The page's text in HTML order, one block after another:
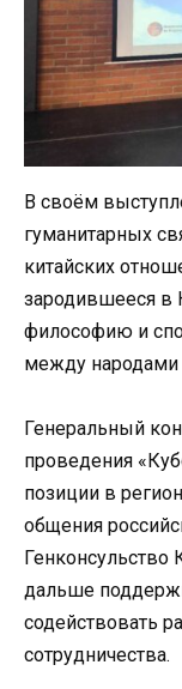
В своём
гуманитарных
китайских
зародившееся в
философию и
между народами
Генеральный
проведения
позиции в
общения
дальше
содействовать
сотрудничества.